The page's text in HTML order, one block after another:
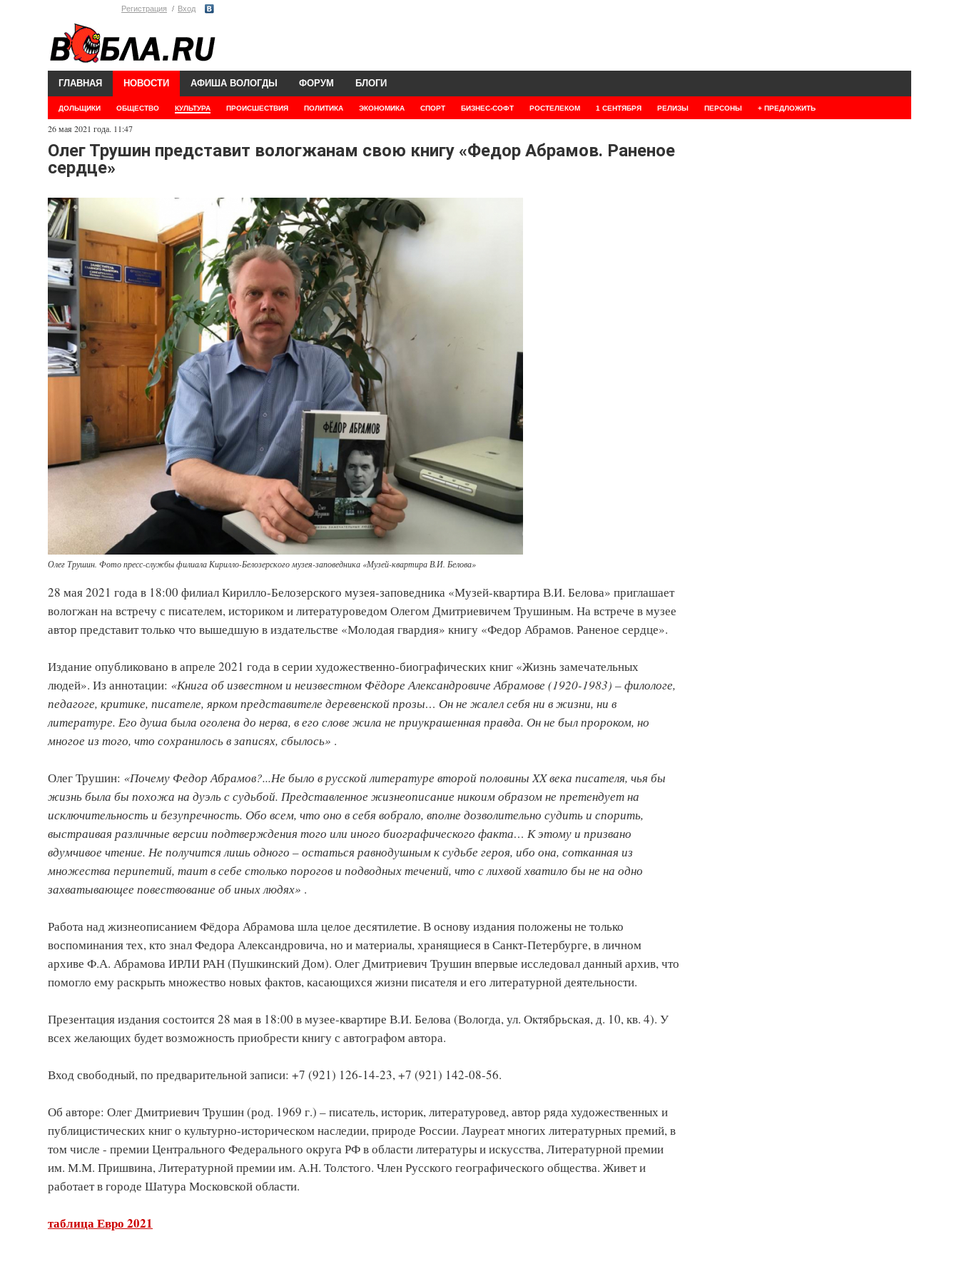
Регистрация Вход
ГЛАВНАЯ НОВОСТИ
ДОЛЬЩИКИ ОБЩЕСТВО КУЛЬТУРА ПРОИСШЕСТВИЯ ПОЛИТИКА ЭКОНОМИКА СПОРТ БИЗНЕС-СОФТ РОСТЕЛЕКОМ 1 СЕНТЯБРЯ РЕЛИЗЫ ПЕРСОНЫ + ПРЕДЛОЖИТЬ
АФИША ВОЛОГДЫ ФОРУМ БЛОГИ
26 мая 2021 года. 11:47
Олег Трушин представит вологжанам свою книгу «Федор Абрамов. Раненое
сердце»
Олег Трушин. Фото пресс-службы филиала Кирилло-Белозерского музея-заповедника «Музей-квартира В.И. Белова»
28 мая 2021 года в 18:00 филиал Кирилло-Белозерского музея-заповедника «Музей-квартира В.И. Белова» приглашает
вологжан на встречу с писателем, историком и литературоведом Олегом Дмитриевичем Трушиным. На встрече в музее
автор представит только что вышедшую в издательстве «Молодая гвардия» книгу «Федор Абрамов. Раненое сердце».
Издание опубликовано в апреле 2021 года в серии художественно-биографических книг «Жизнь замечательных
людей». Из аннотации: «Книга об известном и неизвестном Фёдоре Александровиче Абрамове (1920-1983) – филологе,
педагоге, критике, писателе, ярком представителе деревенской прозы… Он не жалел себя ни в жизни, ни в
литературе. Его душа была оголена до нерва, в его слове жила не приукрашенная правда. Он не был пророком, но
многое из того, что сохранилось в записях, сбылось» .
Олег Трушин: «Почему Федор Абрамов?...Не было в русской литературе второй половины XX века писателя, чья бы
жизнь была бы похожа на дуэль с судьбой. Представленное жизнеописание никоим образом не претендует на
исключительность и безупречность. Обо всем, что оно в себя вобрало, вполне дозволительно судить и спорить,
выстраивая различные версии подтверждения того или иного биографического факта… К этому и призвано
вдумчивое чтение. Не получится лишь одного – остаться равнодушным к судьбе героя, ибо она, сотканная из
множества перипетий, таит в себе столько порогов и подводных течений, что с лихвой хватило бы не на одно
захватывающее повествование об иных людях» .
Работа над жизнеописанием Фёдора Абрамова шла целое десятилетие. В основу издания положены не только
воспоминания тех, кто знал Федора Александровича, но и материалы, хранящиеся в Санкт-Петербурге, в личном
архиве Ф.А. Абрамова ИРЛИ РАН (Пушкинский Дом). Олег Дмитриевич Трушин впервые исследовал данный архив, что
помогло ему раскрыть множество новых фактов, касающихся жизни писателя и его литературной деятельности.
Презентация издания состоится 28 мая в 18:00 в музее-квартире В.И. Белова (Вологда, ул. Октябрьская, д. 10, кв. 4). У
всех желающих будет возможность приобрести книгу с автографом автора.
Вход свободный, по предварительной записи: +7 (921) 126-14-23, +7 (921) 142-08-56.
Об авторе: Олег Дмитриевич Трушин (род. 1969 г.) – писатель, историк, литературовед, автор ряда художественных и
публицистических книг о культурно-историческом наследии, природе России. Лауреат многих литературных премий, в
том числе - премии Центрального Федерального округа РФ в области литературы и искусства, Литературной премии
им. М.М. Пришвина, Литературной премии им. А.Н. Толстого. Член Русского географического общества. Живет и
работает в городе Шатура Московской области.
таблица Евро 2021